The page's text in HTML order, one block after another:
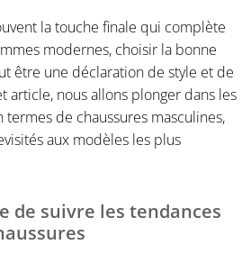
la touche finale qui complète
modernes, choisir la bonne
être une déclaration de style et de
article, nous allons plonger dans les
de chaussures masculines,
aux modèles les plus
de suivre les tendances